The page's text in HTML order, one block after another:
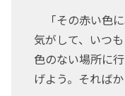
「その赤い色
気がして、いつ
色のない場所に
げよう。そればか